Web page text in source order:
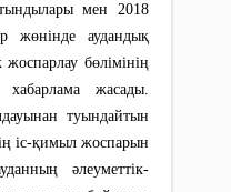
мен 2018
жөнінде аудандық
бөлімінің
жасады.
туындайтын
іс-қимыл жоспарын
әлеуметтік-